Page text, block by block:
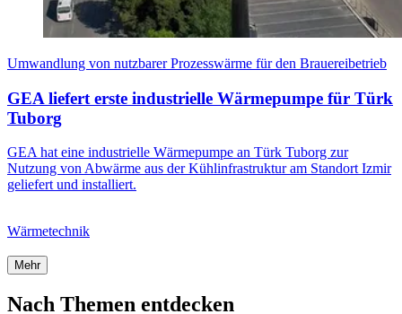
Umwandlung von nutzbarer Prozesswärme für den Brauereibetrieb
GEA liefert erste industrielle Wärmepumpe für Türk
Tuborg
GEA hat eine industrielle Wärmepumpe an Türk Tuborg zur
Nutzung von Abwärme aus der Kühlinfrastruktur am Standort Izmir
geliefert und installiert.
Wärmetechnik
Mehr
Nach Themen entdecken